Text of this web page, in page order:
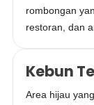
rombongan
restoran, dan
Kebun
Area hijau